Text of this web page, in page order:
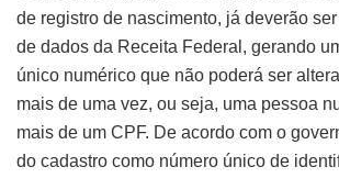
de registro de nascimento, já deverão
de dados da Receita Federal, gerando
único numérico que não poderá ser
mais de uma vez, ou seja, uma pessoa
mais de um CPF. De acordo com o
do cadastro como número único de